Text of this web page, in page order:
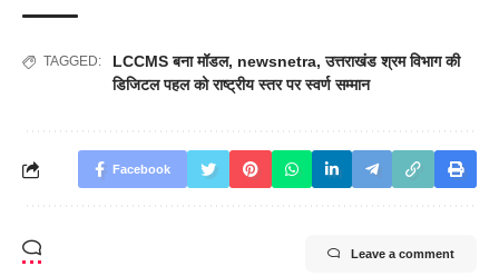
TAGGED: LCCMS बना मॉडल, newsnetra,उत्तराखंड श्रम विभाग की
डिजिटल पहल को राष्ट्रीय स्तर पर स्वर्ण सम्मान
Facebook
Leave a comment